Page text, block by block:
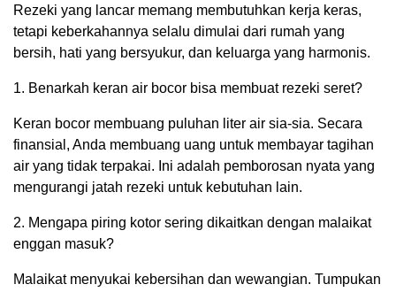
Rezeki yang lancar memang membutuhkan kerja keras,
tetapi keberkahannya selalu dimulai dari rumah yang
bersih, hati yang bersyukur, dan keluarga yang harmonis.
1. Benarkah keran air bocor bisa membuat rezeki seret?
Keran bocor membuang puluhan liter air sia-sia. Secara
finansial, Anda membuang uang untuk membayar tagihan
air yang tidak terpakai. Ini adalah pemborosan nyata yang
mengurangi jatah rezeki untuk kebutuhan lain.
2. Mengapa piring kotor sering dikaitkan dengan malaikat
enggan masuk?
Malaikat menyukai kebersihan dan wewangian. Tumpukan